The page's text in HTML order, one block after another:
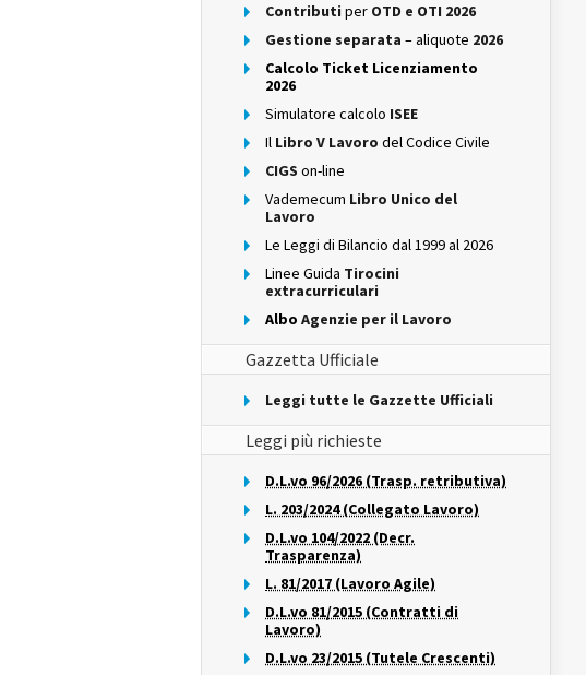
Contributi per OTD e OTI 2026
Gestione separata – aliquote 2026
Calcolo Ticket Licenziamento
2026
Simulatore calcolo ISEE
Il Libro V Lavoro del Codice Civile
CIGS on-line
Vademecum Libro Unico del
Lavoro
Le Leggi di Bilancio dal 1999 al 2026
Linee Guida Tirocini
extracurriculari
Albo Agenzie per il Lavoro
Gazzetta Ufficiale
Leggi tutte le Gazzette Ufficiali
Leggi più richieste
D.L.vo 96/2026 (Trasp. retributiva)
L. 203/2024 (Collegato Lavoro)
D.L.vo 104/2022 (Decr.
Trasparenza)
L. 81/2017 (Lavoro Agile)
D.L.vo 81/2015 (Contratti di
Lavoro)
D.L.vo 23/2015 (Tutele Crescenti)